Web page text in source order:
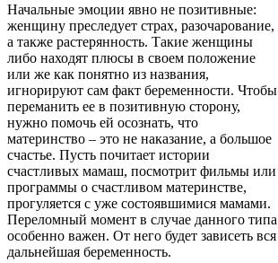
Начальные эмоции явно не позитивные:
женщину преследует страх, разочарование,
а также растерянность. Такие женщины
либо находят плюсы в своем положение
или же как понятно из названия,
игнорируют сам факт беременности. Чтобы
переманить ее в позитивную сторону,
нужно помочь ей осознать, что
материнство – это не наказание, а большое
счастье. Пусть почитает истории
счастливых мамаш, посмотрит фильмы или
программы о счастливом материнстве,
прогуляется с уже состоявшимися мамами.
Переломный момент в случае данного типа
особенно важен. От него будет зависеть вся
дальнейшая беременность.